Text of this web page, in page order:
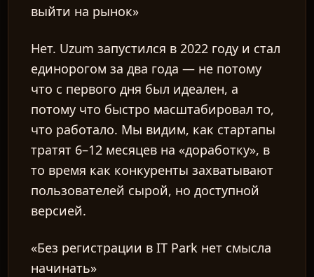
выйти на рынок»
Нет. Uzum запустился в 2022 году и стал
единорогом за два года — не потому
что с первого дня был идеален, а
потому что быстро масштабировал то,
что работало. Мы видим, как стартапы
тратят 6–12 месяцев на «доработку», в
то время как конкуренты захватывают
пользователей сырой, но доступной
версией.
«Без регистрации в IT Park нет смысла
начинать»